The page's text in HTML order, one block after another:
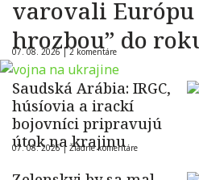
varovali Európu
hrozbou” do
07. 08. 2026 |2 komentáre
Saudská Arábia: IRGC,
húsíovia a irackí
bojovníci pripravujú
útok na krajinu
07. 08. 2026 |Žiadne komentáre